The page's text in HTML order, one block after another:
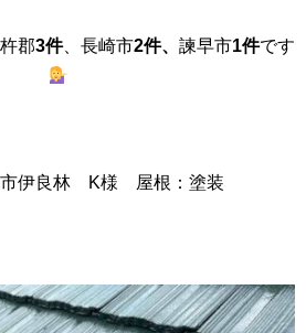
郡3件、長崎市2件、 諫早市1件です
市伊良林 K様 屋根：塗装